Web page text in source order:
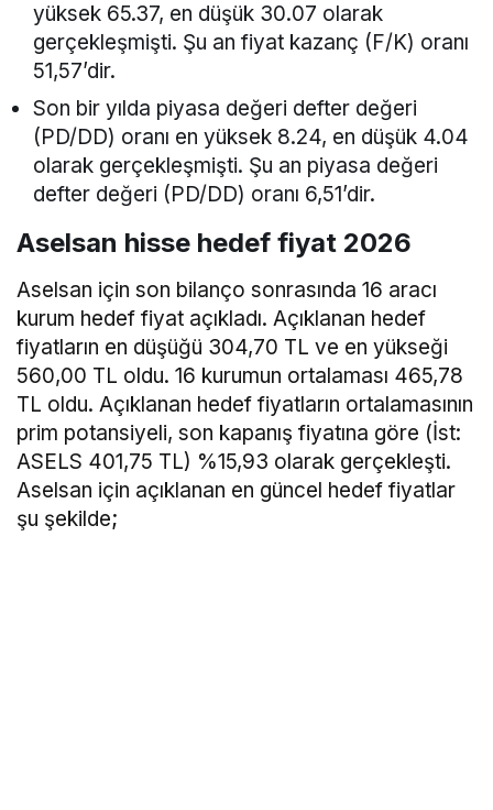
yüksek 65.37, en düşük 30.07 olarak
gerçekleşmişti. Şu an fiyat kazanç (F/K) oranı
51,57’dir.
Son bir yılda piyasa değeri defter değeri
(PD/DD) oranı en yüksek 8.24, en düşük 4.04
olarak gerçekleşmişti. Şu an piyasa değeri
defter değeri (PD/DD) oranı 6,51’dir.
Aselsan hisse hedef fiyat 2026
Aselsan için son bilanço sonrasında 16 aracı
kurum hedef fiyat açıkladı. Açıklanan hedef
fiyatların en düşüğü 304,70 TL ve en yükseği
560,00 TL oldu. 16 kurumun ortalaması 465,78
TL oldu. Açıklanan hedef fiyatların ortalamasının
prim potansiyeli, son kapanış fiyatına göre (İst:
ASELS 401,75 TL) %15,93 olarak gerçekleşti.
Aselsan için açıklanan en güncel hedef fiyatlar
şu şekilde;